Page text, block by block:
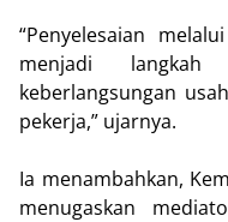
“Penyelesaian
menjadi
keberlangsungan
pekerja,” ujarnya.
Ia menambahkan,
menugaskan